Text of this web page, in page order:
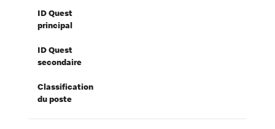
ID Quest
principal
ID Quest
secondaire
Classification
du poste